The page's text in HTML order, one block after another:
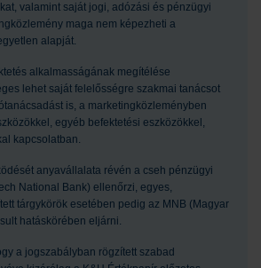
valamint saját jogi, adózási és pénzügyi
maga nem képezheti a
alapját.
alkalmasságának megítélése
lehet saját felelősségre szakmai tanácsot
is, a marketingközleményben
egyéb befektetési eszközökkel,
kapcsolatban.
anyavállalata révén a cseh pénzügyi
National Bank) ellenőrzi, egyes,
tárgykörök esetében pedig az MNB (Magyar
hatáskörében eljárni.
a jogszabályban rögzített szabad